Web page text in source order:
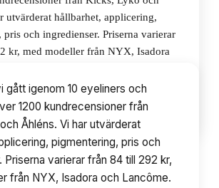
utvärderat hållbarhet, applicering,
och ingredienser. Priserna varierar
kr, med modeller från NYX, Isadora
10avsnitt
gått igenom 10 eyeliners och
1200 kundrecensioner från
Åhléns. Vi har utvärderat
pigmentering, pris och
Priserna varierar från 84 till 292 kr,
från NYX, Isadora och Lancôme.